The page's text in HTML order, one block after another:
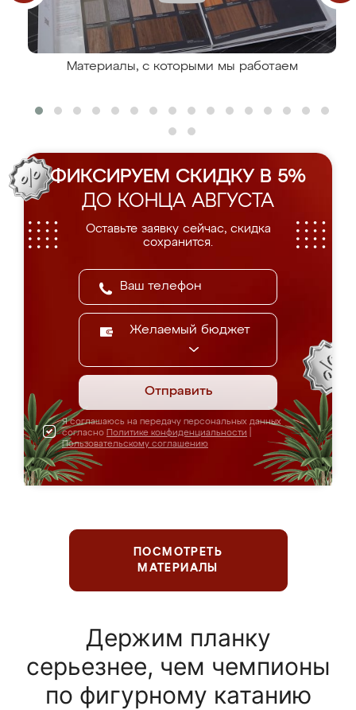
Материалы, с которыми мы работаем
ФИКСИРУЕМ СКИДКУ В 5%
ДО КОНЦА АВГУСТА
Оставьте заявку сейчас, скидка
сохранится.
Желаемый бюджет
Отправить
Я соглашаюсь на передачу персональных данных
согласно Политике конфиденциальности
Пользовательскому соглашению
ПОСМОТРЕТЬ
МАТЕРИАЛЫ
Держим планку
серьезнее, чем чемпионы
по фигурному катанию